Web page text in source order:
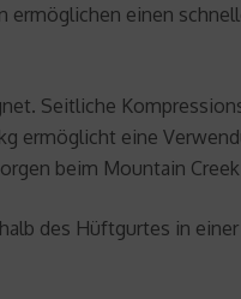
einen
Seitliche
ermöglicht eine
beim Mountain
des Hüftgurtes in